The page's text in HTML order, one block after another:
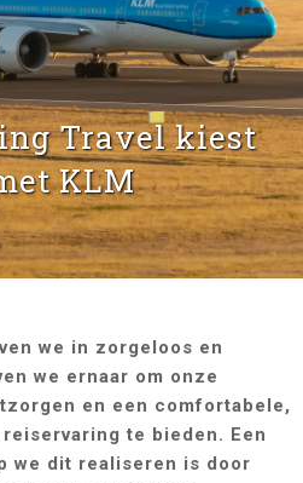
Travel kiest
KLM
we in zorgeloos en
we ernaar om onze
en een comfortabele,
te bieden. Een
we dit realiseren is door